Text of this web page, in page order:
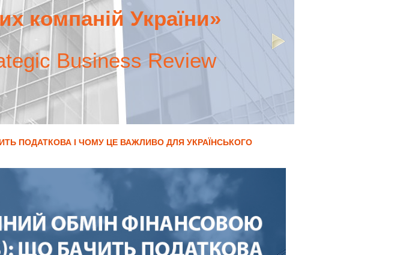
компаній України»
Business Review
ПОДАТКОВА І ЧОМУ ЦЕ ВАЖЛИВО ДЛЯ УКРАЇНСЬКОГО